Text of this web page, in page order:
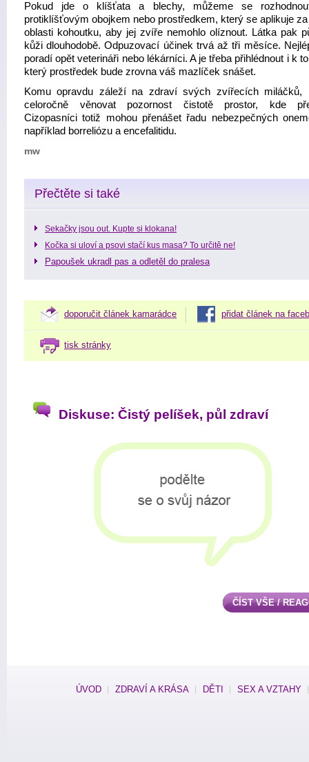
Pokud jde o klíšťata a blechy, můžeme se
protiklíšťovým obojkem nebo prostředkem, který se aplikuje
oblasti kohoutku, aby jej zvíře nemohlo olíznout. Látka pak
kůži dlouhodobě. Odpuzovací účinek trvá až tři měsíce.
poradí opět veterináři nebo lékárníci. A je třeba přihlédnout i k
který prostředek bude zrovna váš mazlíček snášet.
Komu opravdu záleží na zdraví svých zvířecích miláčků,
celoročně věnovat pozornost čistotě prostor, kde
Cizopasníci totiž mohou přenášet řadu nebezpečných
například borreliózu a encefalitidu.
mw
Přečtěte si také
Sekačky jsou out. Kupte si klokana!
Kočka si uloví a psovi stačí kus masa? To určitě ne!
Papoušek ukradl pas a odletěl do pralesa
doporučit článek kamarádce přidat článek na
tisk stránky
Diskuse: Čistý pelíšek, půl zdraví
ČÍST VŠE /
ÚVOD ZDRAVÍ A KRÁSA DĚTI SEX A VZTAHY